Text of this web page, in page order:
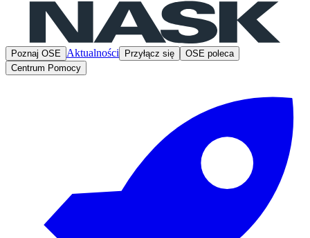
Poznaj OSE Aktualności Przyłącz się
OSE poleca
Centrum Pomocy